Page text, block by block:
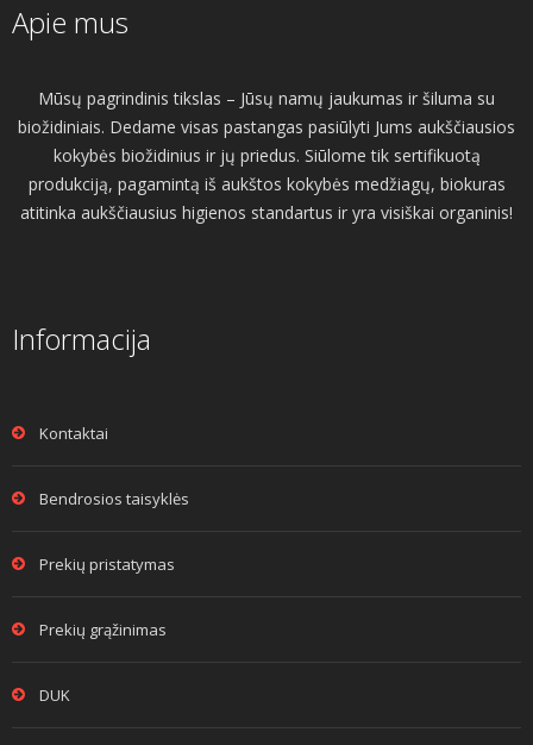
Apie mus
Mūsų pagrindinis tikslas – Jūsų namų jaukumas ir šiluma su
biožidiniais. Dedame visas pastangas pasiūlyti Jums aukščiausios
kokybės biožidinius ir jų priedus. Siūlome tik sertifikuotą
produkciją, pagamintą iš aukštos kokybės medžiagų, biokuras
atitinka aukščiausius higienos standartus ir yra visiškai organinis!
Informacija
Kontaktai
Bendrosios taisyklės
Prekių pristatymas
Prekių grąžinimas
DUK